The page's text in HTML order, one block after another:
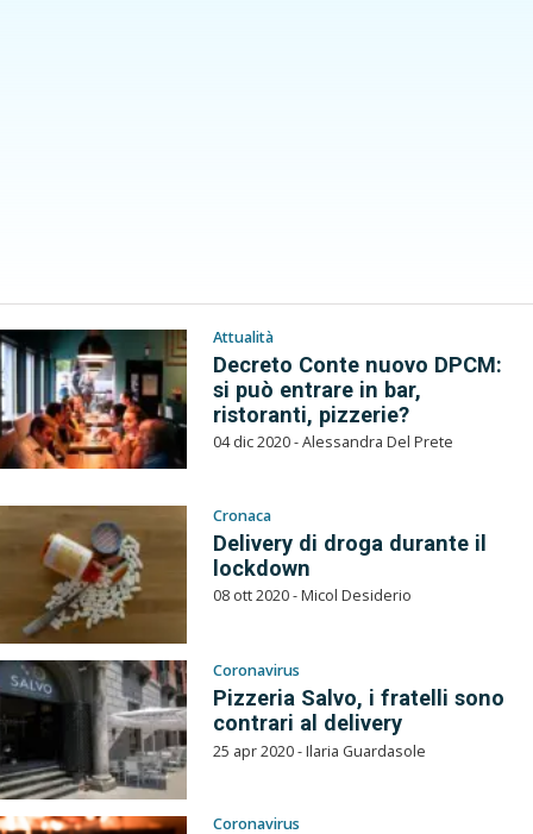
Attualità
Decreto Conte nuovo DPCM:
si può entrare in bar,
ristoranti, pizzerie?
04 dic 2020 - Alessandra Del Prete
Cronaca
Delivery di droga durante il
lockdown
08 ott 2020 - Micol Desiderio
Coronavirus
Pizzeria Salvo, i fratelli sono
contrari al delivery
25 apr 2020 - Ilaria Guardasole
Coronavirus